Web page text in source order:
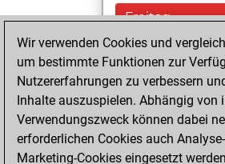
Freitag,
Dezember 11,
You created
your Fritz account
Freitag,
Januar 31, 2020
Wir verwenden Cookies und
um bestimmte Funktionen zur
Nutzererfahrungen zu verbessern
Inhalte auszuspielen. Abhängig von
Verwendungszweck können dabei
erforderlichen Cookies auch
Marketing-Cookies eingesetzt